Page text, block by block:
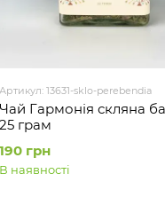
Артикул: 13631-sklo-perebendia
Чай Гармонія скляна
25 грам
190 грн
В наявності